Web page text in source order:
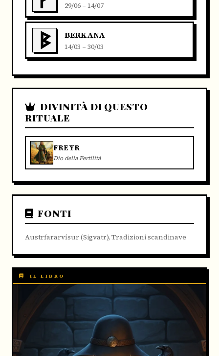
29/06 – 14/07
BERKANA
14/03 – 30/03
DIVINITÀ DI QUESTO
RITUALE
FREYR
Dio della Fertilità
FONTI
Austrfararvísur (Sigvatr), Tradizioni scandinave
IL LIBRO